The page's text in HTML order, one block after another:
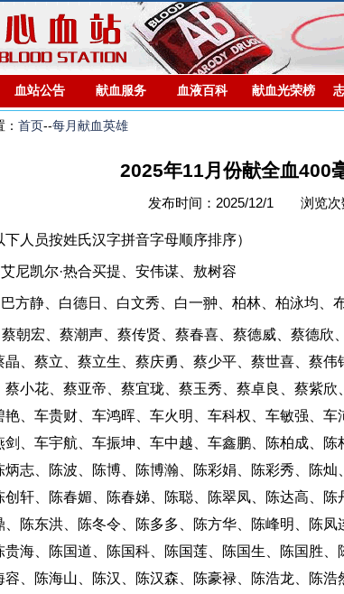
血站公告 献血服务 血液百科 献血光荣榜
首页--每月献血英雄
2025年11月份献全血400
发布时间：2025/12/1 浏览次
下人员按姓氏汉字拼音字母顺序排序）
尼凯尔·热合买提、安伟谋、敖树容
方静、白德日、白文秀、白一翀、柏林、柏泳均、
朝宏、蔡潮声、蔡传贤、蔡春喜、蔡德威、蔡德欣
晶、蔡立、蔡立生、蔡庆勇、蔡少平、蔡世喜、蔡伟
蔡小花、蔡亚帝、蔡宜珑、蔡玉秀、蔡卓良、蔡紫
艳、车贵财、车鸿晖、车火明、车科权、车敏强、
剑、车宇航、车振坤、车中越、车鑫鹏、陈柏成、
炳志、陈波、陈博、陈博瀚、陈彩娟、陈彩秀、陈
创轩、陈春媚、陈春娣、陈聪、陈翠凤、陈达高、
、陈东洪、陈冬令、陈多多、陈方华、陈峰明、陈凤
贵海、陈国道、陈国科、陈国莲、陈国生、陈国胜
容、陈海山、陈汉、陈汉森、陈豪禄、陈浩龙、陈